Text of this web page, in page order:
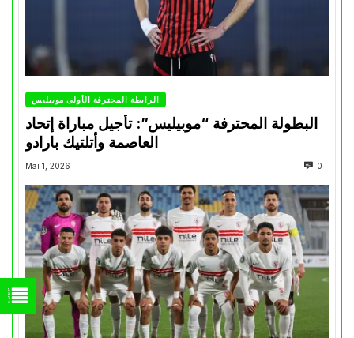
الرابطة المحترفة الأولى موبيليس
البطولة المحترفة “موبيليس”: تأجيل مباراة إتحاد
العاصمة وأتلتيك بارادو
Mai 1, 2026 0